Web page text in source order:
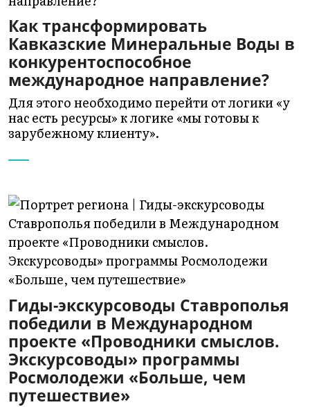
Как трансформировать
Кавказские Минеральные Воды в
конкурентоспособное
международное направление?
Для этого необходимо перейти от логики «у
нас есть ресурсы» к логике «мы готовы к
зарубежному клиенту».
Гиды-экскурсоводы Ставрополья
победили в Международном
проекте «Проводники смыслов.
Экскурсоводы» программы
Росмолодежи «Больше, чем
путешествие»